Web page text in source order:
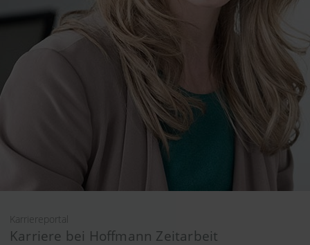
Karriereportal
Karriere bei Hoffmann Zeitarbeit